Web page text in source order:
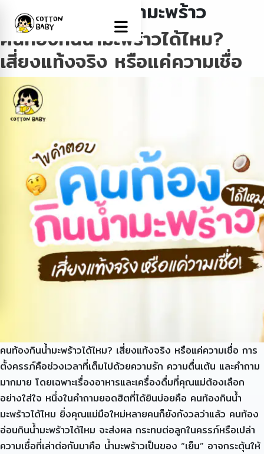
Tag:คนท้องกินน้ำมะพร้าว
คนท้องกินน้ำมะพร้าวได้ไหม?
เสี่ยงแท้งจริง หรือแค่ความเชื่อ
คนท้องกินน้ำมะพร้าวได้ไหม? เสี่ยงแท้งจริง หรือแค่ความเชื่อ การ
ตั้งครรภ์คือช่วงเวลาที่เต็มไปด้วยความรัก ความตื่นเต้น และคำถาม
มากมาย โดยเฉพาะเรื่องอาหารและเครื่องดื่มที่คุณแม่ต้องเลือก
อย่างใส่ใจ หนึ่งในคำถามยอดฮิตที่ได้ยินบ่อยคือ คนท้องกินน้ำ
มะพร้าวได้ไหม ยิ่งคุณแม่มือใหม่หลายคนก็ยังกังวลว่าแล้ว คนท้อง
อ่อนกินน้ำมะพร้าวได้ไหม จะส่งผล กระทบต่อลูกในครรภ์หรือเปล่า
ความเชื่อที่เล่าต่อกันมาคือ น้ำมะพร้าวเป็นของ “เย็น” อาจกระตุ้นให้